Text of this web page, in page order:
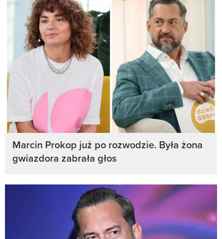
Marcin Prokop już po rozwodzie. Była żona
gwiazdora zabrała głos